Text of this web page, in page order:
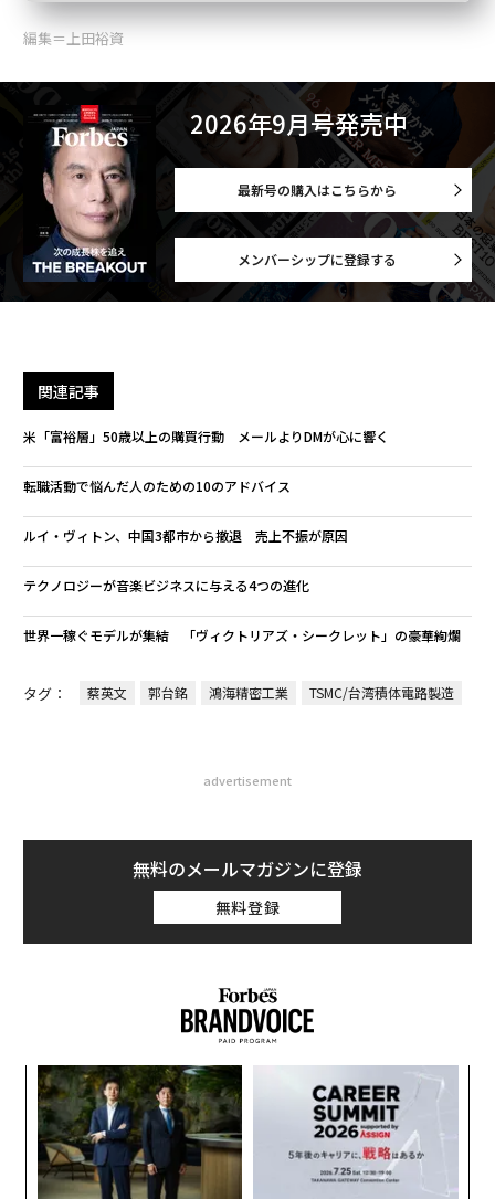
編集＝上田裕資
2026年9月号発売中
最新号の購入はこちらから
メンバーシップに登録する
関連記事
米「富裕層」50歳以上の購買行動 メールよりDMが心に響く
転職活動で悩んだ人のための10のアドバイス
ルイ・ヴィトン、中国3都市から撤退 売上不振が原因
テクノロジーが音楽ビジネスに与える4つの進化
世界一稼ぐモデルが集結 「ヴィクトリアズ・シークレット」の豪華絢爛
タグ： 蔡英文 郭台銘 鴻海精密工業 TSMC/台湾積体電路製造
advertisement
無料のメールマガジンに登録
無料登録